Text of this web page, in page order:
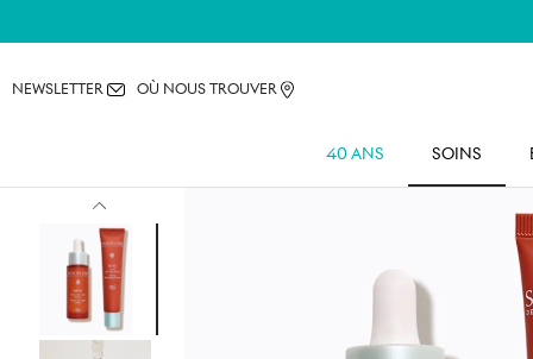
NEWSLETTER OÙ NOUS TROUVER
40 ANS SOINS